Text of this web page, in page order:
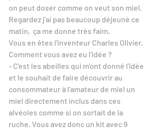
on peut doser comme on veut son miel.
Regardez j'ai pas beaucoup déjeuné ce
matin,  ça me donne très faim.
Vous en êtes l'inventeur Charles Olivier,
Comment vous avez eu l'idée ?
- C'est les abeilles qui m'ont donné l'idée
et le souhait de faire découvrir au
consommateur à l'amateur de miel un
miel directement inclus dans ces
alvéoles comme si on sortait de la
ruche. Vous avez donc un kit avec 9